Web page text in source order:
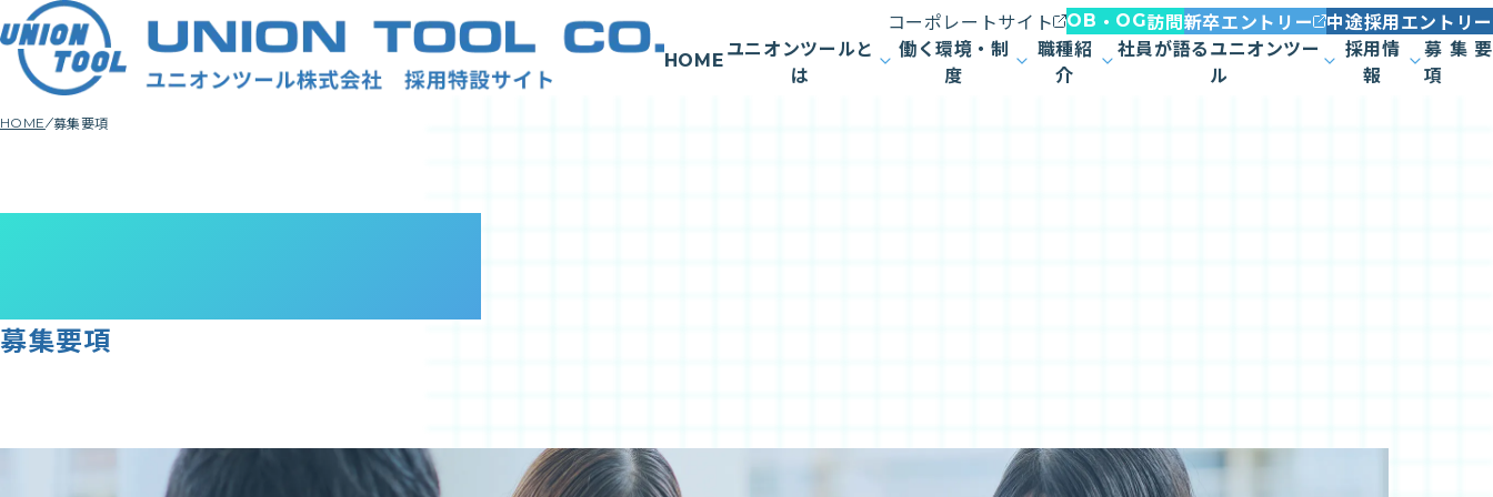
コーポレートサイト OB ・ OG訪問新卒エントリー 中途採用エントリー
HOME ユニオンツールと
は
働く環境・制
度
職種紹
介
社員が語るユニオンツー
ル
採用情
報
募集要
項
HOME 募集要項
募集要項